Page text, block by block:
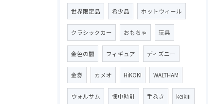
世界限定品 希少品 ホットウィール
クラシックカー おもちゃ 玩具
金色の闇 フィギュア ディズニー
金券 カメオ HiKOKI WALTHAM
ウォルサム 懐中時計 手巻き keikiii